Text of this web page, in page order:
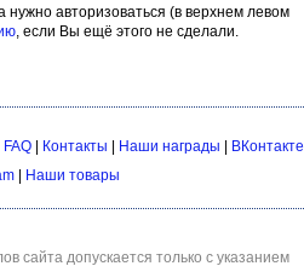
авторизоваться (в верхнем левом
, если Вы ещё этого не сделали.
FAQ| Контакты Наши награды
ВКонтакте
Наши товары
сайта допускается только с указанием